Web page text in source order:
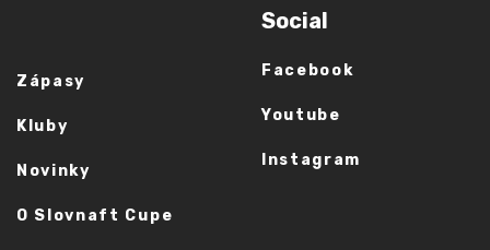
Zápasy
Kluby
Novinky
O Slovnaft Cupe
Social
Facebook
Youtube
Instagram